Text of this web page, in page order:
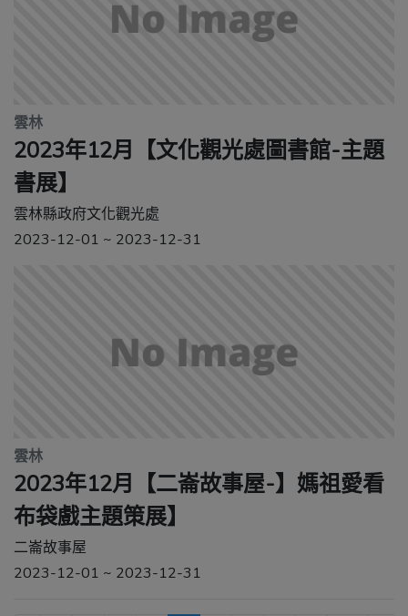
雲林
2023年12月【文化觀光處圖書館-主題
書展】
雲林縣政府文化觀光處
2023-12-01 ~ 2023-12-31
雲林
2023年12月【二崙故事屋-】媽祖愛看
布袋戲主題策展】
二崙故事屋
2023-12-01 ~ 2023-12-31